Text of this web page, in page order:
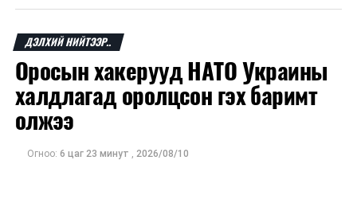
байгааг жагсагчид онцолжээ.
Японы Үндсэн хуулийн 9 дүгээр зүйлд олон улсын
маргааныг шийдвэрлэх арга хэрэгсэл болгон дайнаас
татгалзах зарчмыг тусгасан байдаг. Цуглаанд
оролцогчид уг зарчмыг хэвээр хадгалж, хойч үедээ
энх тайван нийгмийг өвлүүлэх ёстой гэж үзэж
ДЭЛХИЙ НИЙТЭЭР..
Оросын хакерууд НАТО Украины
халдлагад оролцсон гэх баримт
олжээ
Огноо: 6 цаг 23 минут , 2026/08/10